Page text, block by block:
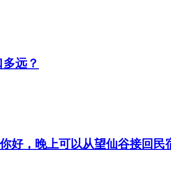
远？
好，晚上可以从望仙谷接回民